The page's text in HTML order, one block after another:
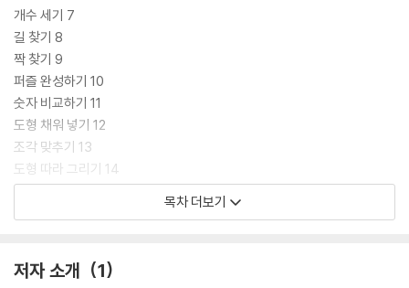
개수 세기 7
길 찾기 8
짝 찾기 9
퍼즐 완성하기 10
숫자 비교하기 11
도형 채워 넣기 12
조각 맞추기 13
도형 따라 그리기 14
물건 속성 알기 15
같은 그림 찾기 19
목차 더보기
저자 소개 1